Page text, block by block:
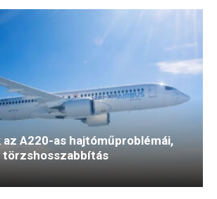
A220-as hajtóműproblémái,
törzshosszabbítás